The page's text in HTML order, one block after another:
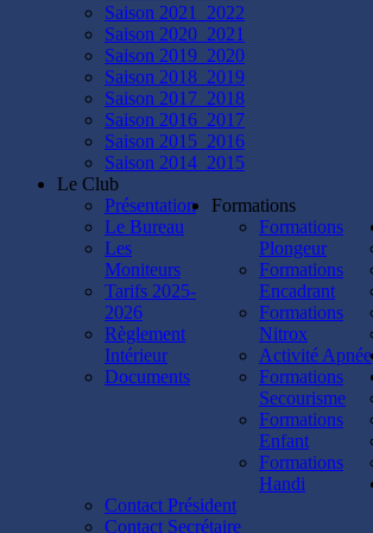
Saison 2021_2022
Saison 2020_2021
Saison 2019_2020
Saison 2018_2019
Saison 2017_2018
Saison 2016_2017
Saison 2015_2016
Saison 2014_2015
Le Club
Présentation
Le Bureau
Les
Moniteurs
Tarifs 2025-
2026
Règlement
Intérieur
Documents
Formations
Formations
Plongeur
Formations
Encadrant
Formations
Nitrox
Activité Apnée
Formations
Secourisme
Formations
Enfant
Formations
Handi
Contact Président
Contact Secrétaire
Christian,